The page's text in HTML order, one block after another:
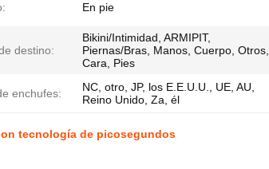
En pie
destino:
Bikini/Intimidad, ARMIPIT,
Piernas/Bras, Manos, Cuerpo, Otros,
Cara, Pies
enchufes:
NC, otro, JP, los E.E.U.U., UE, AU,
Reino Unido, Za, él
tecnología de picosegundos